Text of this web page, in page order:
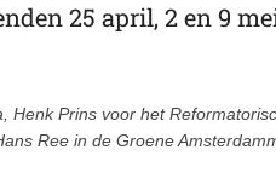
25 april, 2 en 9
Henk Prins voor het
Ree in de Groene